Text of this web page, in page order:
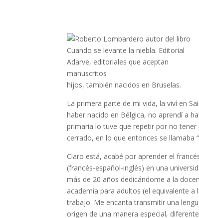
hijos, también nacidos en Bruselas.
La primera parte de mi vida, la viví en
haber nacido en Bélgica, no aprendí a
primaria lo tuve que repetir por no
cerrado, en lo que entonces se llamaba
Claro está, acabé por aprender el
(francés-español-inglés) en una
más de 20 años dedicándome a la
academia para adultos (el equivalente
trabajo. Me encanta transmitir una
origen de una manera especial,